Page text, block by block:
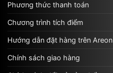
Phương thức thanh toán
Chương trình tích điểm
Hướng dẫn đặt hàng trên Areon
Chính sách giao hàng